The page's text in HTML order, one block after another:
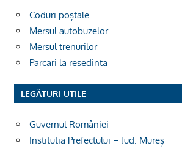
Coduri poștale
Mersul autobuzelor
Mersul trenurilor
Parcari la resedinta
LEGĂTURI UTILE
Guvernul României
Institutia Prefectului – Jud. Mureș